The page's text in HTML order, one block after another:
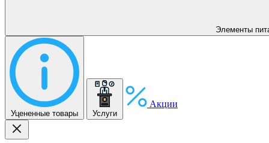
Элементы
Уцененные товары Услуги
Акции